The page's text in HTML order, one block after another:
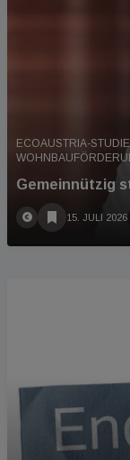
ECOAUSTRIA-
Gemeinnützig
15. JULI 2026